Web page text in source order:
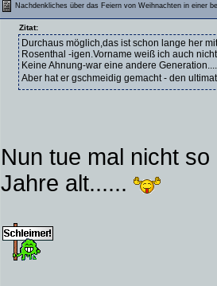
Nachdenkliches über das Feiern von Weihnachten in einer
Zitat:
Durchaus möglich,das ist schon lange her
Rosenthal -igen.Vorname weiß ich auch
Keine Ahnung-war eine andere
Aber hat er gschmeidig gemacht - den
Nun tue mal nicht
Jahre alt......